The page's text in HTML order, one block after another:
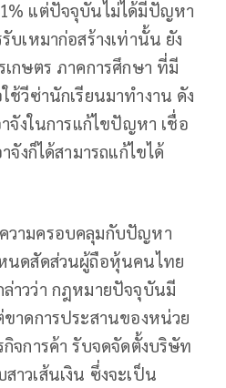
แต่ปัจจุบันไม่ได้มีปัญหา
บเหมาก่อสร้างเท่านั้น ยัง
กษตร ภาคการศึกษา ที่มี
ช้วีซ่านักเรียนมาทำงาน ดัง
าจังในการแก้ไขปัญหา เชื่อ
จังก็ได้สามารถแก้ไขได้
วามครอบคลุมกับปัญหา
นดสัดส่วนผู้ถือหุ้นคนไทย
าวว่า กฎหมายปัจจุบันมี
าดการประสานของหน่วย
จการค้า รับจดจัดตั้งบริษัท
าวเส้นเงิน ซึ่งจะเป็น